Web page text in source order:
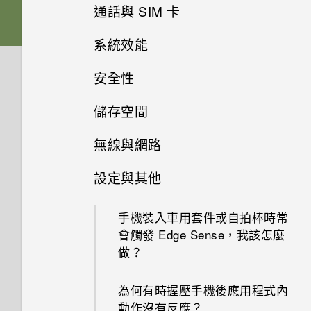
一些拍照秘訣
為何拍攝的人像照在電腦上會以
橫向顯示？
為何無法邊錄影邊拍照？
為何我的手機會自動停止錄影？
我經常因為誤觸最近使用的應用
程式或 返回鍵而退出正在玩的
遊戲。如何避免此狀況？
何謂螢幕固定功能？如何固定應
Google Play Protect 有何作
用？如何查看功能是否啟用？
如何在郵件應用程式內登入我的
Microsoft 電子郵件帳號？
為何手機上的應用程式會當機並
強制關閉？
如何知道我是否在手機上安裝了
的充電配件？
只能使用隨附的 USB Type-C
傳輸線嗎？能否使用第三方的傳
Type-C 轉接器以使用現有的
micro USB 接頭有何不同？
螢幕關閉一段時間後，為何我無
路電台廣播也停止了。
如何備份相片及影片？
如何在手機與電腦之間複製檔
案？
我之前曾使用 HTC 備份。為何
識出我的手機？
能否使用 Wi-Fi 直連 與其他手
機分享媒體檔？
通話與 SIM 卡
如何在未通話時讓電話撥號列出
我的聯絡人及其個人檔案圖片而
不是通話記錄？
我能將 Micro SIM 卡剪小為
Nano SIM 卡以裝入手機內嗎？
系統效能
如何查看手機最新的軟體更新？
更新手機軟體前該做哪些準備？
辦？
手機異常過熱或溫度過高時該怎
麼辦？
其他部分？
安全性
為何手機設定螢幕鎖密碼後仍不
會鎖住？
觸碰指紋辨識器為何無法喚醒手
機？
使用 Exchange ActiveSync 時
為何無法用我的指紋將螢幕解
鎖？
如何在重設手機後通過 Google
儲存空間
如何將檔案與資料夾複製或移到
記憶卡？
與資料夾？
我將記憶卡格式化以作為內部儲
速度太慢的訊息。為什麼？
無線與網路
如何將手機的網際網路連線分享
要如何得知我的手機能否在其他
國家的本國網路內使用？
手機能在找不到 Wi-Fi 或訊號
設定與其他
手機裝入車用套件或自拍棒時常
會觸發 Edge Sense，我該怎麼
做？
為何有時握壓手機後應用程式內
動作沒有反應？